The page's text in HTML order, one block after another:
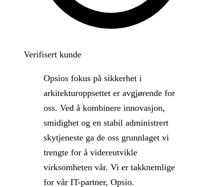
Verifisert kunde
Opsios fokus på sikkerhet i
arkitekturoppsettet er avgjørende for
oss. Ved å kombinere innovasjon,
smidighet og en stabil administrert
skytjeneste ga de oss grunnlaget vi
trengte for å videreutvikle
virksomheten vår. Vi er takknemlige
for vår IT-partner, Opsio.